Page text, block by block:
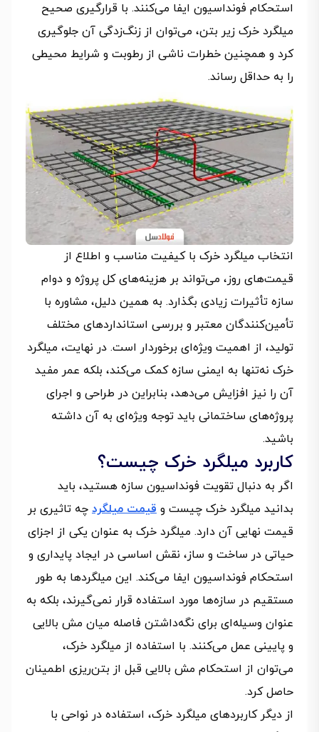
استحکام فونداسیون ایفا می‌کنند. با قرارگیری صحیح
میلگرد خرک زیر بتن، می‌توان از زنگ‌زدگی آن جلوگیری
کرد و همچنین خطرات ناشی از رطوبت و شرایط محیطی
را به حداقل رساند.
انتخاب میلگرد خرک با کیفیت مناسب و اطلاع از
قیمت‌های روز، می‌تواند بر هزینه‌های کل پروژه و دوام
سازه تأثیرات زیادی بگذارد. به همین دلیل، مشاوره با
تأمین‌کنندگان معتبر و بررسی استانداردهای مختلف
تولید، از اهمیت ویژه‌ای برخوردار است. در نهایت، میلگرد
خرک نه‌تنها به ایمنی سازه کمک می‌کند، بلکه عمر مفید
آن را نیز افزایش می‌دهد، بنابراین در طراحی و اجرای
پروژه‌های ساختمانی باید توجه ویژه‌ای به آن داشته
باشید.
کاربرد میلگرد خرک چیست؟
اگر به دنبال تقویت فونداسیون سازه هستید، باید
بدانید میلگرد خرک چیست و قیمت میلگرد چه تاثیری بر
قیمت نهایی آن دارد. میلگرد خرک به عنوان یکی از اجزای
حیاتی در ساخت و ساز، نقش اساسی در ایجاد پایداری و
استحکام فونداسیون ایفا می‌کند. این میلگردها به طور
مستقیم در سازه‌ها مورد استفاده قرار نمی‌گیرند، بلکه به
عنوان وسیله‌ای برای نگه‌داشتن فاصله میان مش بالایی
و پایینی عمل می‌کنند. با استفاده از میلگرد خرک،
می‌توان از استحکام مش بالایی قبل از بتن‌ریزی اطمینان
حاصل کرد.
از دیگر کاربردهای میلگرد خرک، استفاده در نواحی با